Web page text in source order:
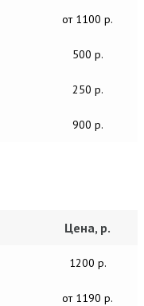
от 1100 р.
500 р.
250 р.
900 р.
Цена, р.
1200 р.
от 1190 р.